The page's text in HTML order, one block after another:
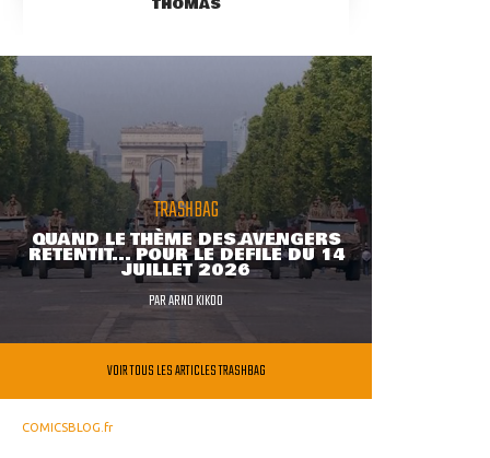
THOMAS
TRASHBAG
QUAND LE THÈME DES AVENGERS
RETENTIT... POUR LE DÉFILÉ DU 14
JUILLET 2026
PARARNO KIKOO
VOIR TOUS LES ARTICLES TRASHBAG
COMICSBLOG.fr